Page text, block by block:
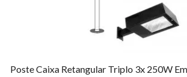
Poste Caixa Retangular Triplo 3x 250W Em